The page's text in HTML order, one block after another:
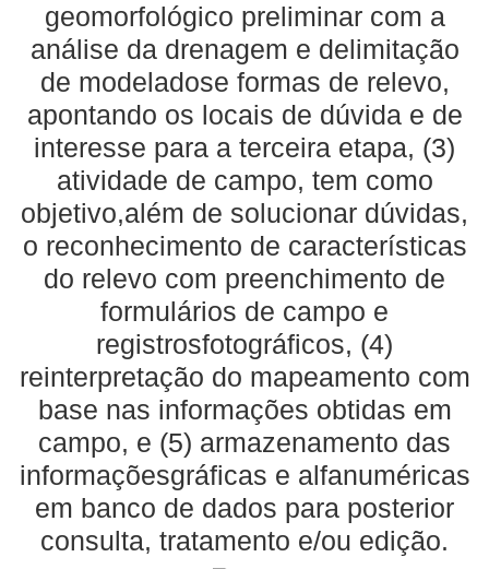
geomorfológico preliminar com a
análise da drenagem e delimitação
de modeladose formas de relevo,
apontando os locais de dúvida e de
interesse para a terceira etapa, (3)
atividade de campo, tem como
objetivo,além de solucionar dúvidas,
o reconhecimento de características
do relevo com preenchimento de
formulários de campo e
registrosfotográficos, (4)
reinterpretação do mapeamento com
base nas informações obtidas em
campo, e (5) armazenamento das
informaçõesgráficas e alfanuméricas
em banco de dados para posterior
consulta, tratamento e/ou edição.